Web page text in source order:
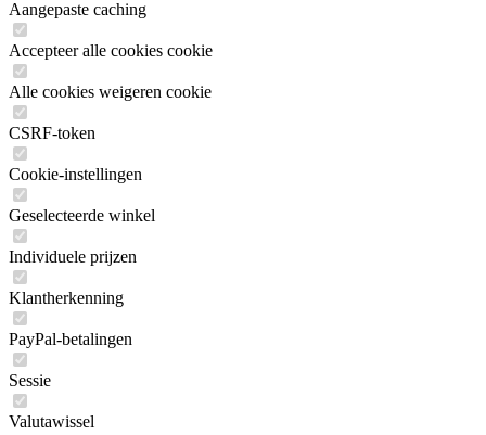
Aangepaste caching
Accepteer alle cookies cookie
Alle cookies weigeren cookie
CSRF-token
Cookie-instellingen
Geselecteerde winkel
Individuele prijzen
Klantherkenning
PayPal-betalingen
Sessie
Valutawissel